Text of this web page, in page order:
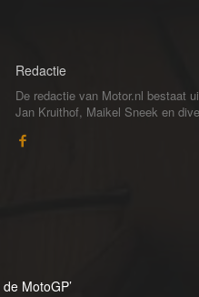
Redactie
De redactie van Motor.nl bestaat
Jan Kruithof, Maikel Sneek en
MotoGP’